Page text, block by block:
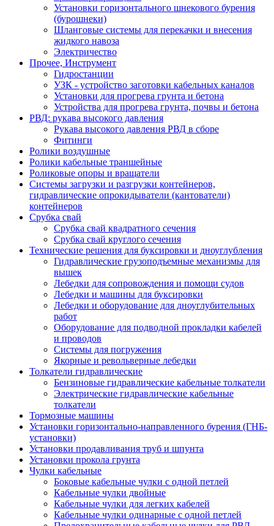
Установки горизонтального шнекового бурения
(бурошнеки)
Шланговые системы для перекачки и внесения
жидкого навоза
Электричество
Прочее, Инструмент
Гидростанции
УЗК - устройство заготовки кабельных каналов
Установки для прогрева грунта и бетона
Устройства для прогрева грунта, почвы и бетона
РВД: рукава высокого давления
Рукава высокого давления РВД в сборе
Фитинги
Ролики воздушные
Ролики кабельные траншейные
Роликовые опоры и вращатели
Системы загрузки и разгрузки контейнеров,
гидравлические опрокидыватели (кантователи)
контейнеров
Срубка свай
Срубка свай квадратного сечения
Срубка свай круглого сечения
Технические решения для буксировки и дноуглубления
Гидравлические грузоподъемные механизмы для
вышек
Лебедки для сопровождения и помощи судов
Лебедки и машины для буксировки
Лебедки и оборудование для дноуглубительных
работ
Оборудование для подводной прокладки кабелей
и проводов
Системы для погружения
Якорные и револьверные лебедки
Толкатели гидравлические
Бензиновые гидравлические кабельные толкатели
Электрические гидравлические кабельные
толкатели
Тормозные машины
Установки горизонтально-направленного бурения (ГНБ-
установки)
Установки продавливания труб и шпунта
Установки прокола грунта
Чулки кабельные
Боковые кабельные чулки с одной петлей
Кабельные чулки двойные
Кабельные чулки для легких кабелей
Кабельные чулки одинарные с одной петлей